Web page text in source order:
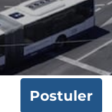
Postuler